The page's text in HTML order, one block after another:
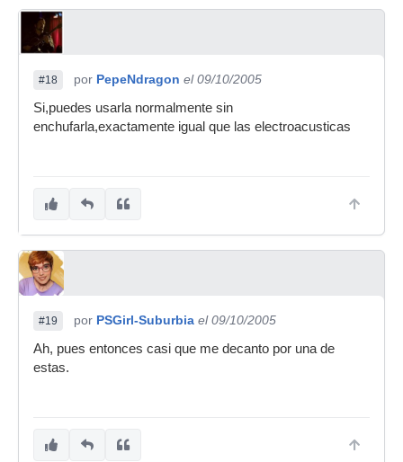
#18 por PepeNdragon el 09/10/2005
Si,puedes usarla normalmente sin
enchufarla,exactamente igual que las electroacusticas
#19 por PSGirl-Suburbia el 09/10/2005
Ah, pues entonces casi que me decanto por una de
estas.